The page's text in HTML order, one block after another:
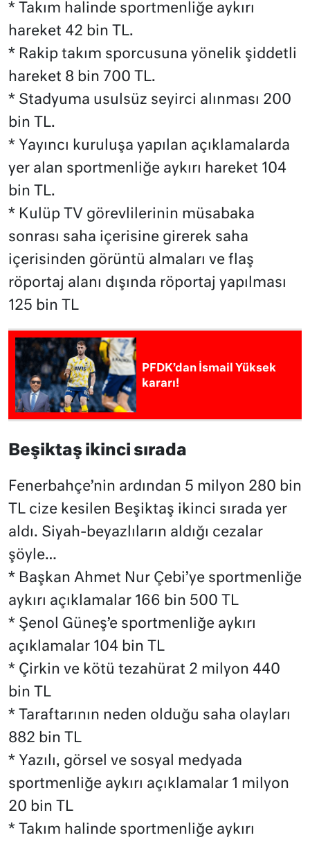
* Takım halinde sportmenliğe aykırı
hareket 42 bin TL.
* Rakip takım sporcusuna yönelik şiddetli
hareket 8 bin 700 TL.
* Stadyuma usulsüz seyirci alınması 200
bin TL.
* Yayıncı kuruluşa yapılan açıklamalarda
yer alan sportmenliğe aykırı hareket 104
bin TL.
* Kulüp TV görevlilerinin müsabaka
sonrası saha içerisine girerek saha
içerisinden görüntü almaları ve flaş
röportaj alanı dışında röportaj yapılması
125 bin TL
PFDK’dan İsmail Yüksek
kararı!
Beşiktaş ikinci sırada
Fenerbahçe’nin ardından 5 milyon 280 bin
TL cize kesilen Beşiktaş ikinci sırada yer
aldı. Siyah-beyazlıların aldığı cezalar
şöyle…
* Başkan Ahmet Nur Çebi’ye sportmenliğe
aykırı açıklamalar 166 bin 500 TL
* Şenol Güneş’e sportmenliğe aykırı
açıklamalar 104 bin TL
* Çirkin ve kötü tezahürat 2 milyon 440
bin TL
* Taraftarının neden olduğu saha olayları
882 bin TL
* Yazılı, görsel ve sosyal medyada
sportmenliğe aykırı açıklamalar 1 milyon
20 bin TL
* Takım halinde sportmenliğe aykırı